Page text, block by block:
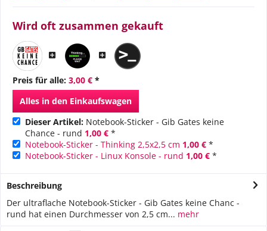
Wird oft zusammen gekauft
Preis für alle: 3,00 € *
Alles in den Einkaufswagen
Dieser Artikel: Notebook-Sticker - Gib Gates keine
Chance - rund 1,00 € *
Notebook-Sticker - Thinking 2,5x2,5 cm 1,00 € *
Notebook-Sticker - Linux Konsole - rund 1,00 € *
Beschreibung
Der ultraflache Notebook-Sticker - Gib Gates keine Chanc -
rund hat einen Durchmesser von 2,5 cm... mehr